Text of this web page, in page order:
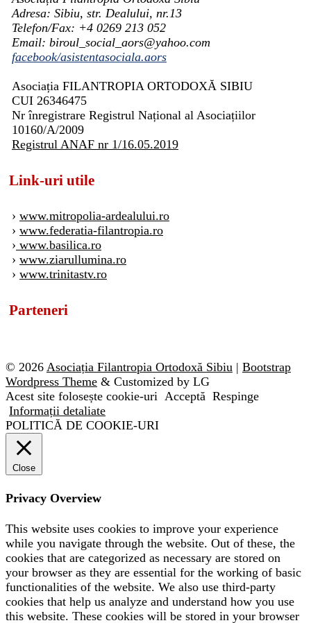
Adresa: Sibiu, str. Dealului, nr.13
Telefon/Fax: +4 0269 213 052
Email: biroul_social_aors@yahoo.com
facebook/asistentasociala.aors
Asociația FILANTROPIA ORTODOXĂ SIBIU
CUI 26346475
Nr înregistrare Registrul Național al Asociațiilor
10160/A/2009
Registrul ANAF nr 1/16.05.2019
Link-uri utile
› www.mitropolia-ardealului.ro
› www.federatia-filantropia.ro
› www.basilica.ro
› www.ziarullumina.ro
› www.trinitastv.ro
Parteneri
© 2026 Asociația Filantropia Ortodoxă Sibiu | Bootstrap
Wordpress Theme & Customized by LG
Acest site folosește cookie-uri Acceptă Respinge
Informații detaliate
POLITICĂ DE COOKIE-URI
Close
Privacy Overview
This website uses cookies to improve your experience
while you navigate through the website. Out of these, the
cookies that are categorized as necessary are stored on
your browser as they are essential for the working of basic
functionalities of the website. We also use third-party
cookies that help us analyze and understand how you use
this website. These cookies will be stored in your browser